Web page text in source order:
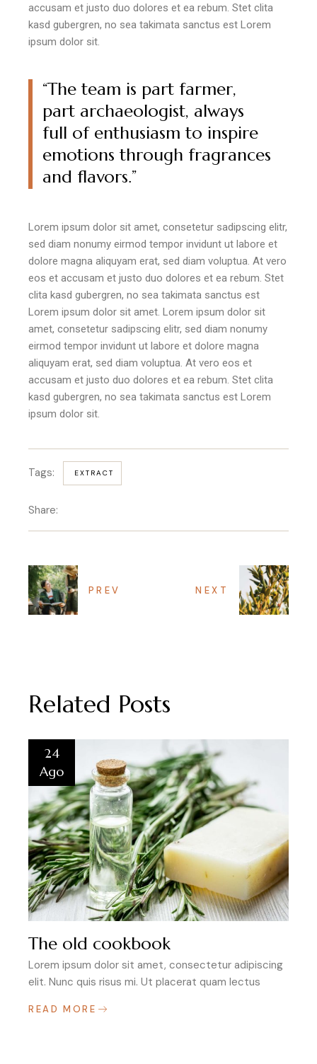
accusam et justo duo dolores et ea rebum. Stet clita
kasd gubergren, no sea takimata sanctus est Lorem
ipsum dolor sit.
“The team is part farmer,
part archaeologist, always
full of enthusiasm to inspire
emotions through fragrances
and flavors.”
Lorem ipsum dolor sit amet, consetetur sadipscing elitr,
sed diam nonumy eirmod tempor invidunt ut labore et
dolore magna aliquyam erat, sed diam voluptua. At vero
eos et accusam et justo duo dolores et ea rebum. Stet
clita kasd gubergren, no sea takimata sanctus est
Lorem ipsum dolor sit amet. Lorem ipsum dolor sit
amet, consetetur sadipscing elitr, sed diam nonumy
eirmod tempor invidunt ut labore et dolore magna
aliquyam erat, sed diam voluptua. At vero eos et
accusam et justo duo dolores et ea rebum. Stet clita
kasd gubergren, no sea takimata sanctus est Lorem
ipsum dolor sit.
Tags: EXTRACT
Share:
PREV NEXT
Related Posts
24
Ago
The old cookbook
Lorem ipsum dolor sit amet, consectetur adipiscing
elit. Nunc quis risus mi. Ut placerat quam lectus
READ MORE